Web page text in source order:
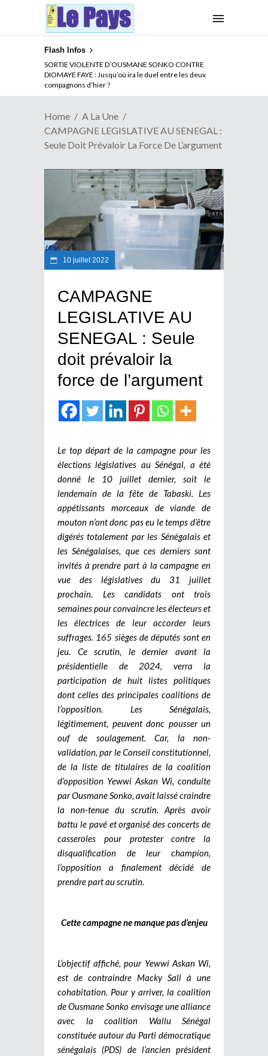
Flash Infos
SORTIE VIOLENTE D’OUSMANE SONKO CONTRE
DIOMAYE FAYE : Jusqu’où ira le duel entre les deux
compagnons d’hier ?
NOUVELLE ATTAQUE MEURTRIERE DES ADF EN RDC :
Comment arrêter la spirale de la violence au Congo
Home
A La Une
CAMPAGNE LEGISLATIVE AU SENEGAL :
Seule Doit Prévaloir La Force De L’argument
10 juillet 2022
CAMPAGNE
LEGISLATIVE AU
SENEGAL : Seule
doit prévaloir la
force de l’argument
Le top départ de la campagne pour les
élections législatives au Sénégal, a été
donné le 10 juillet dernier, soit le
lendemain de la fête de Tabaski. Les
appétissants morceaux de viande de
mouton n’ont donc pas eu le temps d’être
digérés totalement par les Sénégalais et
les Sénégalaises, que ces derniers sont
invités à prendre part à la campagne en
vue des législatives du 31 juillet
prochain. Les candidats ont trois
semaines pour convaincre les électeurs et
les électrices de leur accorder leurs
suffrages. 165 sièges de députés sont en
jeu. Ce scrutin, le dernier avant la
présidentielle de 2024, verra la
participation de huit listes politiques
dont celles des principales coalitions de
l’opposition. Les Sénégalais,
légitimement, peuvent donc pousser un
ouf de soulagement. Car, la non-
validation, par le Conseil constitutionnel,
de la liste de titulaires de la coalition
d’opposition Yewwi Askan Wi, conduite
par Ousmane Sonko, avait laissé craindre
la non-tenue du scrutin. Après avoir
battu le pavé et organisé des concerts de
casseroles pour protester contre la
disqualification de leur champion,
l’opposition a finalement décidé de
prendre part au scrutin.
Cette campagne ne manque pas d’enjeu
L’objectif affiché, pour Yewwi Askan Wi,
est de contraindre Macky Sall à une
cohabitation. Pour y arriver, la coalition
de Ousmane Sonko envisage une alliance
avec la coalition Wallu Sénégal
constituée autour du Parti démocratique
sénégalais (PDS) de l’ancien président